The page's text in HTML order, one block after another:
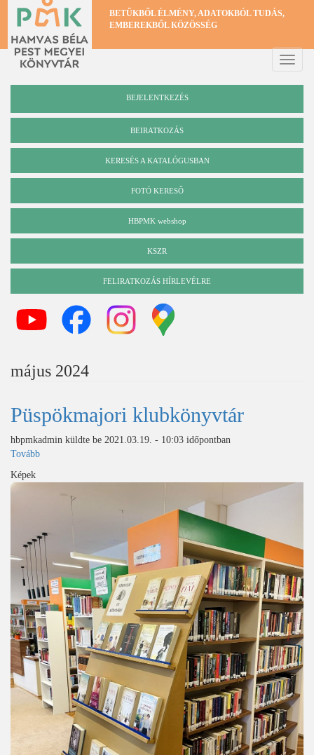
Ugrás
tartalomra
BETŰKBŐL ÉLMÉNY, ADATOKBÓL TUDÁS,
EMBEREKBŐL KÖZÖSSÉG
Toggle
BEJELENTKEZÉS
BEIRATKOZÁS
Katalógus
KERESÉS A KATALÓGUSBAN
FOTÓ KERESŐ
HBPMK webshop
KSZR
FELIRATKOZÁS HÍRLEVÉLRE
május 2024
Püspökmajori klubkönyvtár
hbpmkadmin küldte be 2021.03.19. - 10:03 időpontban
Tovább
Képek